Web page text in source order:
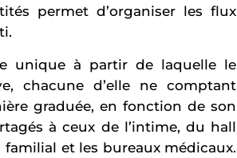
permet d’organiser les flux
unique à partir de laquelle le
chacune d’elle ne comptant
graduée, en fonction de son
à ceux de l’intime, du hall
et les bureaux médicaux.